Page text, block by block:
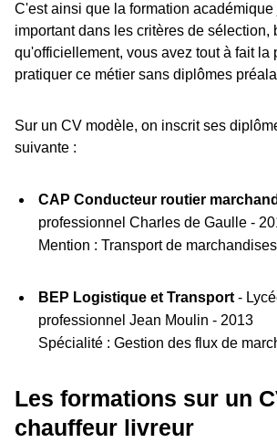
C'est ainsi que la formation
important dans les critères de sélection,
qu'officiellement, vous avez tout à fait la
pratiquer ce métier sans diplômes
Sur un CV modèle, on inscrit ses
suivante :
CAP Conducteur routier
professionnel Charles de Gaulle -
Mention : Transport de marchandises
BEP Logistique et Transport-
professionnel Jean Moulin - 2013
Spécialité : Gestion des flux de
Les formations sur un
chauffeur livreur